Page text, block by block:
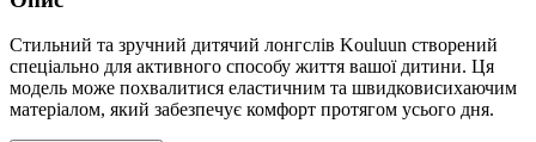
Стильний та зручний дитячий лонгслів Kouluun створений
спеціально для активного способу життя вашої дитини. Ця
модель може похвалитися еластичним та швидковисихаючим
матеріалом, який забезпечує комфорт протягом усього дня.